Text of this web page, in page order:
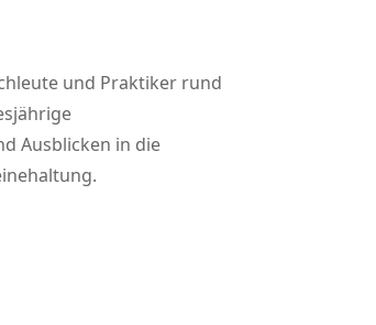
und Praktiker rund
Ausblicken in die